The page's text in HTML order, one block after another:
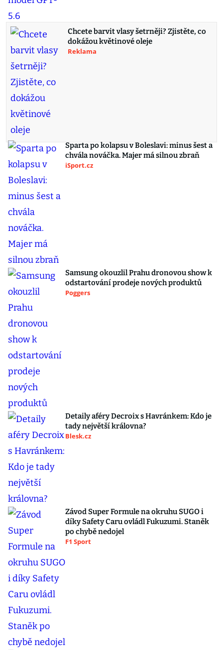
Chcete barvit vlasy šetrněji? Zjistěte, co
dokážou květinové oleje
Reklama
Sparta po kolapsu v Boleslavi: minus šest a
chvála nováčka. Majer má silnou zbraň
iSport.cz
Samsung okouzlil Prahu dronovou show k
odstartování prodeje nových produktů
Poggers
Detaily aféry Decroix s Havránkem: Kdo je
tady největší královna?
Blesk.cz
Závod Super Formule na okruhu SUGO i
díky Safety Caru ovládl Fukuzumi. Staněk
po chybě nedojel
F1 Sport